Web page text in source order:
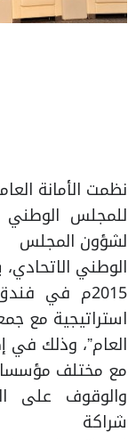
نظمت الأمانة
للمجلس الوطني
لشؤون المجلس
الوطني الاتحادي، يوم
2015م في
استراتيجية مع
العام”، وذلك في
مع مختلف
والوقوف على
شراكة